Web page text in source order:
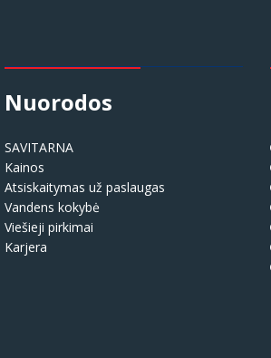
Nuorodos
SAVITARNA
Kainos
Atsiskaitymas už paslaugas
Vandens kokybė
Viešieji pirkimai
Karjera